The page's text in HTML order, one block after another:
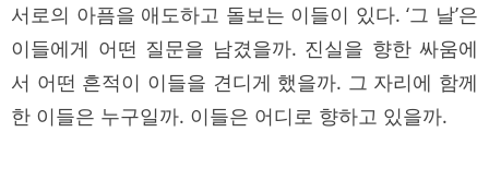
서로의 아픔을 애도하고 돌보는 이들이 있다. ‘그 날’은
이들에게 어떤 질문을 남겼을까. 진실을 향한 싸움에
서 어떤 흔적이 이들을 견디게 했을까. 그 자리에 함께
한 이들은 누구일까. 이들은 어디로 향하고 있을까.